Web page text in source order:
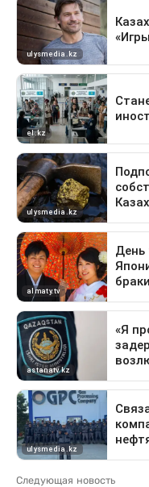
Следующая новость